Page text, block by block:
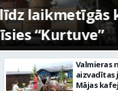
Valmieras
aizvadītas
Mājas